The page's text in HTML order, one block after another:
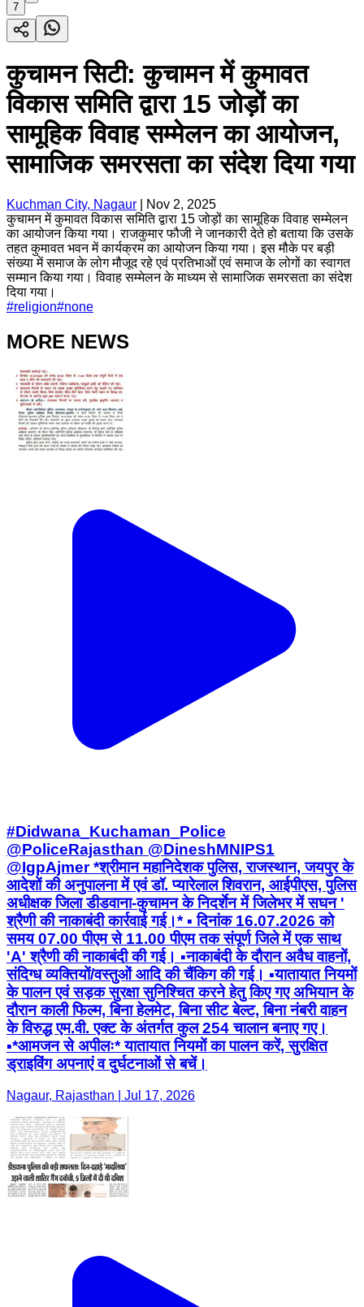
7
कुचामन सिटी: कुचामन में कुमावत
विकास समिति द्वारा 15 जोड़ों का
सामूहिक विवाह सम्मेलन का आयोजन,
सामाजिक समरसता का संदेश दिया गया
Kuchman City, Nagaur
Nov 2, 2025
कुचामन में कुमावत विकास समिति द्वारा 15 जोड़ों का सामूहिक विवाह सम्मेलन
का आयोजन किया गया। राजकुमार फौजी ने जानकारी देते हो बताया कि उसके
तहत कुमावत भवन में कार्यक्रम का आयोजन किया गया। इस मौके पर बड़ी
संख्या में समाज के लोग मौजूद रहे एवं प्रतिभाओं एवं समाज के लोगों का स्वागत
सम्मान किया गया। विवाह सम्मेलन के माध्यम से सामाजिक समरसता का संदेश
दिया गया।
#religion#none
MORE NEWS
#Didwana_Kuchaman_Police
@PoliceRajasthan @DineshMNIPS1
@IgpAjmer *श्रीमान महानिदेशक पुलिस, राजस्थान, जयपुर के
आदेशों की अनुपालना में एवं डॉ. प्यारेलाल शिवरान, आईपीएस, पुलिस
अधीक्षक जिला डीडवाना-कुचामन के निदर्शेन में जिलेभर में सघन '
श्रैणी की नाकाबंदी कार्रवाई गई।* ▪️ दिनांक 16.07.2026 को
समय 07.00 पीएम से 11.00 पीएम तक संपूर्ण जिले में एक साथ
'A' श्रैणी की नाकाबंदी की गई। ▪️नाकाबंदी के दौरान अवैध वाहनों,
संदिग्ध व्यक्तियों/वस्तुओं आदि की चैंकिग की गई। ▪️यातायात नियमों
के पालन एवं सड़क सुरक्षा सुनिश्चित करने हेतु किए गए अभियान के
दौरान काली फिल्म, बिना हेलमेट, बिना सीट बेल्ट, बिना नंबरी वाहन
के विरुद्ध एम.वी. एक्ट के अंतर्गत कुल 254 चालान बनाए गए।
▪️*आमजन से अपीलः* यातायात नियमों का पालन करें, सुरक्षित
ड्राइविंग अपनाएं व दुर्घटनाओं से बचें।
Nagaur, Rajasthan | Jul 17, 2026